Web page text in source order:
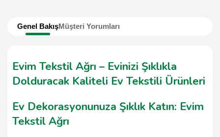
Genel BakışMüşteri Yorumları
Evim Tekstil Ağrı – Evinizi Şıklıkla
Dolduracak Kaliteli Ev Tekstili Ürünleri
Ev Dekorasyonunuza Şıklık Katın: Evim
Tekstil Ağrı